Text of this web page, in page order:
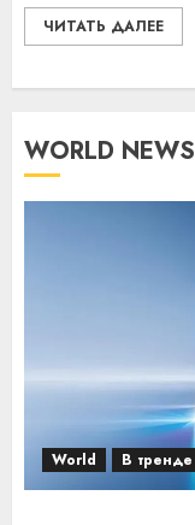
ЧИТАТЬ ДАЛЕЕ
WORLD NEWS
World В тренде